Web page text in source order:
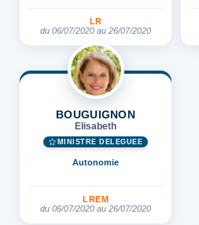
LR
du 06/07/2020 au 26/07/2020
BOUGUIGNON
Elisabeth
MINISTRE DÉLÉGUÉE
Autonomie
LREM
du 06/07/2020 au 26/07/2020